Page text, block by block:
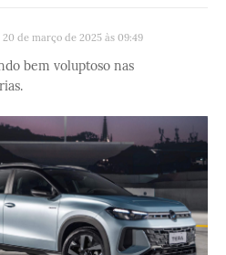
20 de março de 2025 às 09:49
bem voluptoso nas